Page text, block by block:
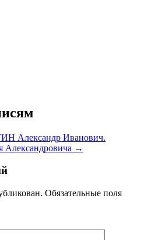
Александр Иванович.
→
Обязательные поля